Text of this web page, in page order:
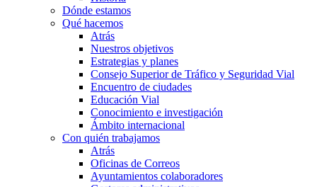
Dónde estamos
Qué hacemos
Atrás
Nuestros objetivos
Estrategias y planes
Consejo Superior de Tráfico y Seguridad Vial
Encuentro de ciudades
Educación Vial
Conocimiento e investigación
Ámbito internacional
Con quién trabajamos
Atrás
Oficinas de Correos
Ayuntamientos colaboradores